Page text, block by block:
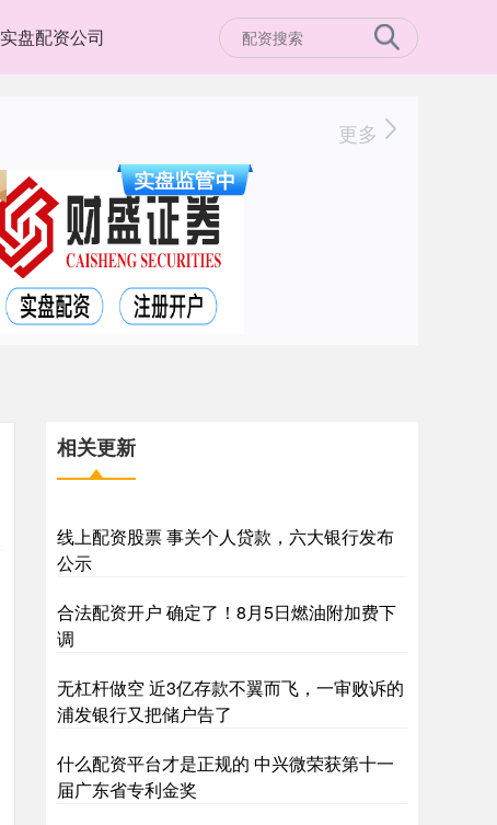
实盘配资公司
更多
相关更新
线上配资股票 事关个人贷款，六大银行发布
公示
合法配资开户 确定了！8月5日燃油附加费下
调
无杠杆做空 近3亿存款不翼而飞，一审败诉的
浦发银行又把储户告了
什么配资平台才是正规的 中兴微荣获第十一
届广东省专利金奖